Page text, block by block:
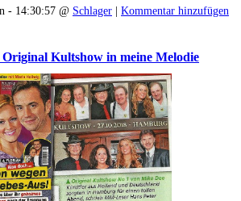
- 14:30:57 @ Schlager | Kommentar hinzufügen
Original Kultshow in meine Melodie